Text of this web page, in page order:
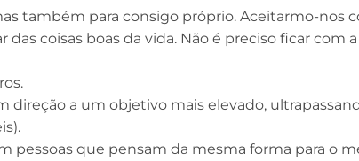
também para consigo próprio. Aceitarmo-nos
coisas boas da vida. Não é preciso ficar com
direção a um objetivo mais elevado,
pessoas que pensam da mesma forma para o